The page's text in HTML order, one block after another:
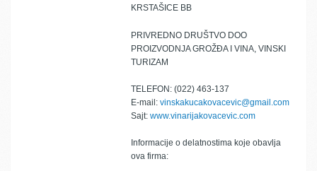
KRSTAŠICE BB
PRIVREDNO DRUŠTVO DOO
PROIZVODNJA GROŽĐA I VINA, VINSKI
TURIZAM
TELEFON: (022) 463-137
E-mail: vinskakucakovacevic@gmail.com
Sajt: www.vinarijakovacevic.com
Informacije o delatnostima koje obavlja
ova firma: